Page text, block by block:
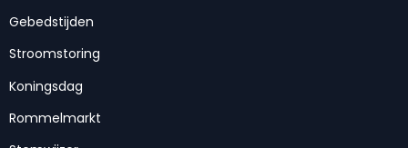
Gebedstijden
Stroomstoring
Koningsdag
Rommelmarkt